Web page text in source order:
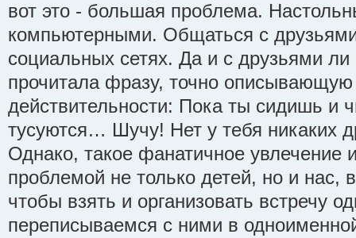
вот это - большая проблема.
компьютерными. Общаться с
социальных сетях. Да и с друзьями
прочитала фразу, точно описывающую
действительности: Пока ты сидишь и
тусуются… Шучу! Нет у тебя никаких
Однако, такое фанатичное увлечение
проблемой не только детей, но и нас,
чтобы взять и организовать встречу
переписываемся с ними в